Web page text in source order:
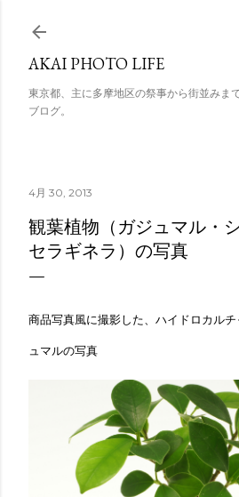
スキップしてメイン
AKAI PHOTO LIFE
東京都、主に多摩地区の祭事から街並みま
ブログ。
4月 30, 2013
観葉植物（ガジュマル・
セラギネラ）の写真
商品写真風に撮影した、ハイドロカル
ュマルの写真